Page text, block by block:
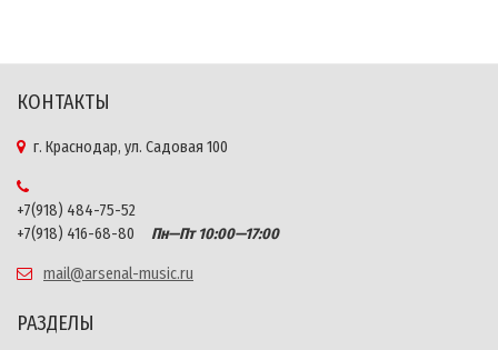
КОНТАКТЫ
г. Краснодар, ул. Садовая 100
+7(918) 484-75-52
+7(918) 416-68-80
Пн—Пт 10:00—17:00
mail@arsenal-music.ru
РАЗДЕЛЫ